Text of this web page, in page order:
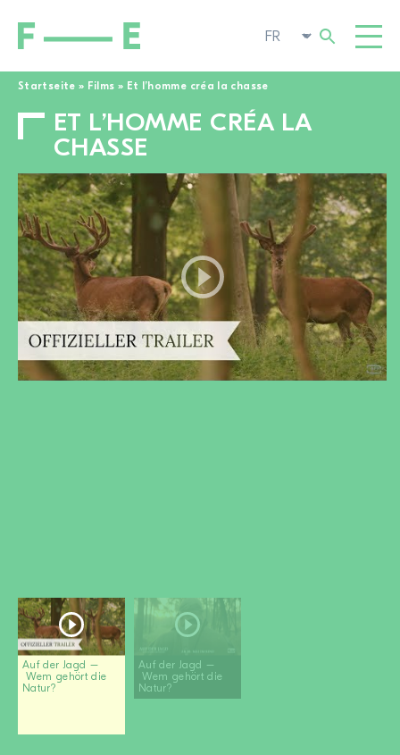
Startseite » Films » Et l’homme créa la chasse
ET L’HOMME CRÉA LA
CHASSE
Auf der Jagd –
Wem gehört die
Natur?
Auf der Jagd –
Wem gehört die
Natur?
FILMS
CINÉMA POP-UP
ENGAGEMENT
ACTUALITÉS
A PROPOS DE NOUS
Kits de film
Login
Rechercher :
À LA RECHERCHE DE FILMS